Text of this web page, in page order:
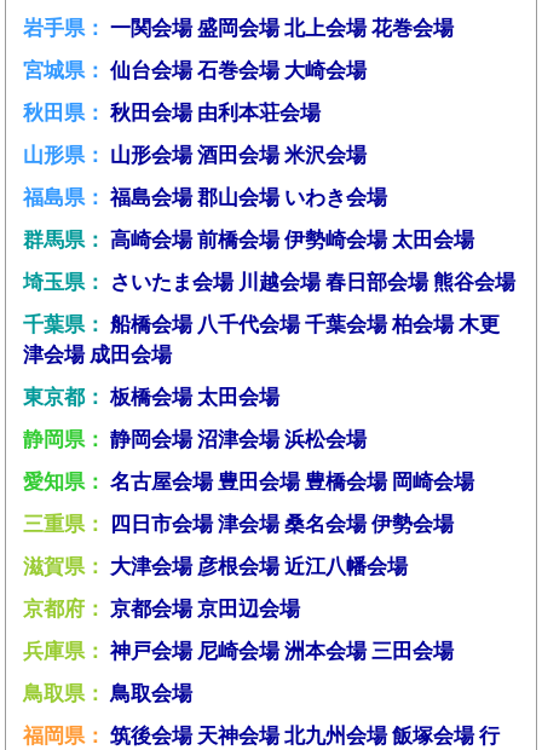
岩手県： 一関会場 盛岡会場 北上会場 花巻会場
宮城県： 仙台会場 石巻会場 大崎会場
秋田県： 秋田会場 由利本荘会場
山形県： 山形会場 酒田会場 米沢会場
福島県： 福島会場 郡山会場 いわき会場
群馬県： 高崎会場 前橋会場 伊勢崎会場 太田会場
埼玉県：
さいたま会場 川越会場 春日部会場 熊谷会場
千葉県： 船橋会場 八千代会場 千葉会場 柏会場 木更
津会場 成田会場
東京都： 板橋会場 太田会場
静岡県： 静岡会場 沼津会場 浜松会場
愛知県： 名古屋会場 豊田会場 豊橋会場 岡崎会場
三重県：
四日市会場 津会場 桑名会場 伊勢会場
滋賀県： 大津会場 彦根会場 近江八幡会場
京都府： 京都会場 京田辺会場
兵庫県： 神戸会場 尼崎会場 洲本会場 三田会場
鳥取県： 鳥取会場
福岡県： 筑後会場 天神会場 北九州会場 飯塚会場 行